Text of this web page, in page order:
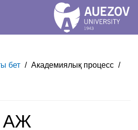
бет / Академиялық процесс /